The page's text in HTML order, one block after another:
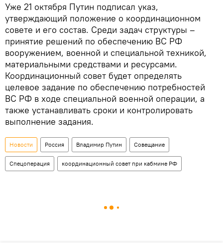
Уже 21 октября Путин подписал указ,
утверждающий положение о координационном
совете и его состав. Среди задач структуры –
принятие решений по обеспечению ВС РФ
вооружением, военной и специальной техникой,
материальными средствами и ресурсами.
Координационный совет будет определять
целевое задание по обеспечению потребностей
ВС РФ в ходе специальной военной операции, а
также устанавливать сроки и контролировать
выполнение задания.
Новости Россия Владимир Путин Совещание
Спецоперация координационный совет при кабмине РФ